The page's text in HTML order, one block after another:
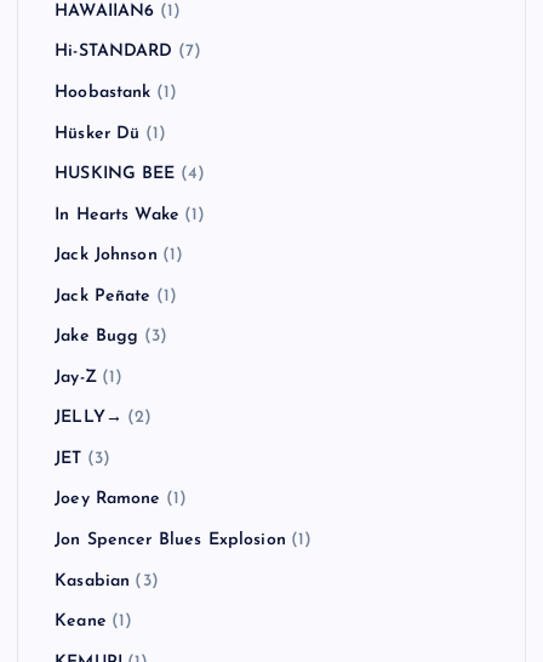
HAWAIIAN6 (1)
Hi-STANDARD (7)
Hoobastank (1)
Hüsker Dü (1)
HUSKING BEE (4)
In Hearts Wake (1)
Jack Johnson (1)
Jack Peñate (1)
Jake Bugg (3)
Jay-Z(1)
JELLY→ (2)
JET (3)
Joey Ramone (1)
Jon Spencer Blues Explosion (1)
Kasabian (3)
Keane (1)